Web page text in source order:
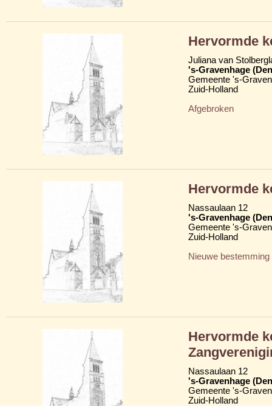
Hervormde
Juliana van
's-Gravenhage
Gemeente 's-
Zuid-Holland
Afgebroken
Hervormde
Nassaulaan 12
's-Gravenhage
Gemeente 's-
Zuid-Holland
Nieuwe bestemming
Hervormde
Nassaulaan 12
's-Gravenhage
Gemeente 's-
Zuid-Holland